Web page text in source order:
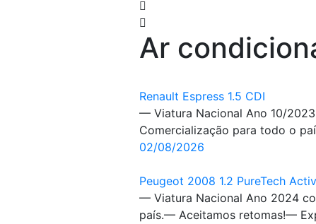
Ar
Renault Espress 1.5 CDI
— Viatura Nacional Ano 10/
Comercialização para todo o
02/08/2026
Peugeot 2008 1.2 PureTech
— Viatura Nacional Ano 2024
país.— Aceitamos retomas!—